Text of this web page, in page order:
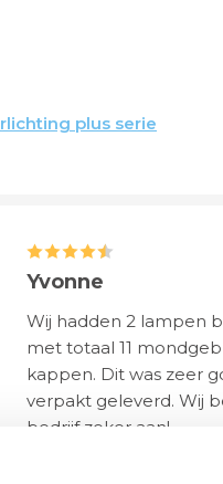
plus serie
Yvonne
Wij hadden 2 lampen
met totaal 11
kappen. Dit was zeer
verpakt geleverd. Wij
bedrijf zeker aan!